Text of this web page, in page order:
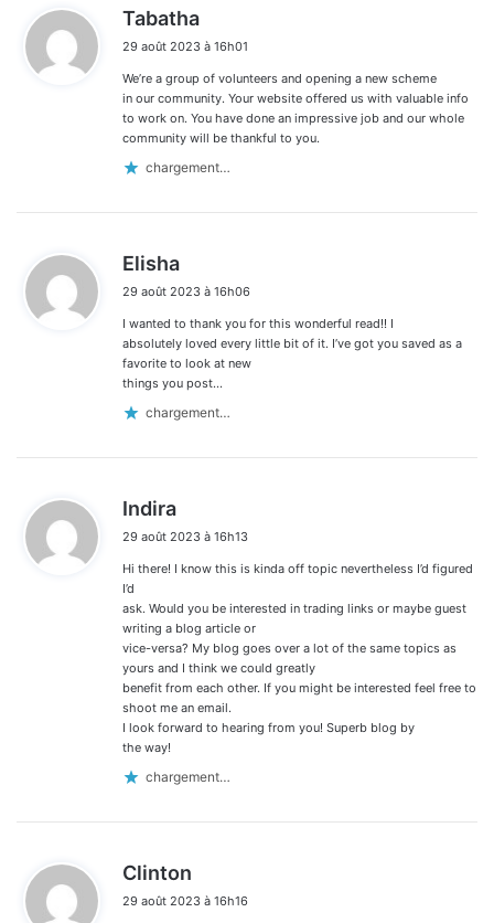
Tabatha
t
:
29 août 2023 à 16h01
We’re a group of volunteers and opening a new scheme
in our community. Your website offered us with valuable info
to work on. You have done an impressive job and our whole
community will be thankful to you.
chargement…
Elisha
t
:
29 août 2023 à 16h06
I wanted to thank you for this wonderful read!! I
absolutely loved every little bit of it. I’ve got you saved as a
favorite to look at new
things you post…
chargement…
Indira
t
29 août 2023 à 16h13
Hi there! I know this is kinda off topic nevertheless I’d figured
I’d
ask. Would you be interested in trading links or maybe guest
writing a blog article or
vice-versa? My blog goes over a lot of the same topics as
yours and I think we could greatly
benefit from each other. If you might be interested feel free to
shoot me an email.
I look forward to hearing from you! Superb blog by
the way!
chargement…
Clinton
t
29 août 2023 à 16h16